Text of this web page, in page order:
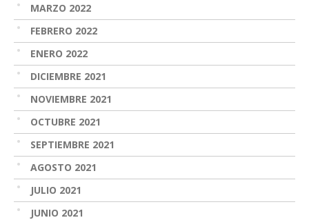
MARZO 2022
FEBRERO 2022
ENERO 2022
DICIEMBRE 2021
NOVIEMBRE 2021
OCTUBRE 2021
SEPTIEMBRE 2021
AGOSTO 2021
JULIO 2021
JUNIO 2021